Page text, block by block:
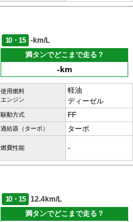
10・15
-km/L
満タンでどこまで走る？
-km
使用燃料
エンジン
軽油
ディーゼル
駆動方式 FF
過給器（ターボ） ターボ
燃費性能 -
10・15
12.4km/L
満タンでどこまで走る？